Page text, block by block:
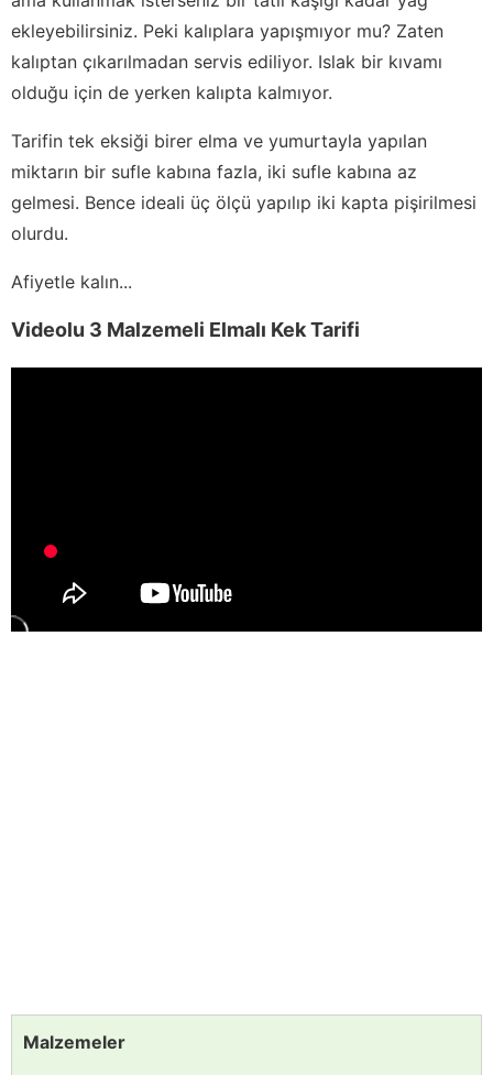
ekleyebilirsiniz. Peki kalıplara yapışmıyor mu? Zaten
kalıptan çıkarılmadan servis ediliyor. Islak bir kıvamı
olduğu için de yerken kalıpta kalmıyor.
Tarifin tek eksiği birer elma ve yumurtayla yapılan
miktarın bir sufle kabına fazla, iki sufle kabına az
gelmesi. Bence ideali üç ölçü yapılıp iki kapta pişirilmesi
olurdu.
Afiyetle kalın...
Videolu 3 Malzemeli Elmalı Kek Tarifi
Malzemeler